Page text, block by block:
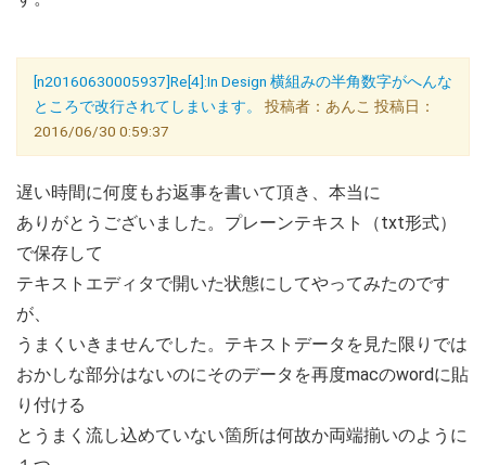
[n20160630005937]Re[4]:In Design 横組みの半角数字がへんな
ところで改行されてしまいます。
投稿者：あんこ 投稿日：
2016/06/30 0:59:37
遅い時間に何度もお返事を書いて頂き、本当に
ありがとうございました。プレーンテキスト（txt形式）
で保存して
テキストエディタで開いた状態にしてやってみたのです
が、
うまくいきませんでした。テキストデータを見た限りでは
おかしな部分はないのにそのデータを再度macのwordに貼
り付ける
とうまく流し込めていない箇所は何故か両端揃いのように